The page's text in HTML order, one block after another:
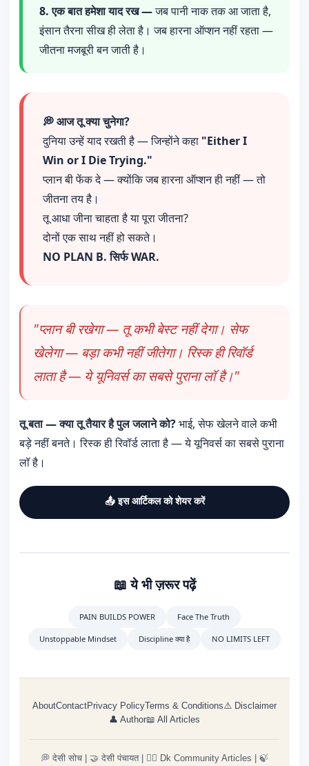
8. एक बात हमेशा याद रख —जब पानी नाक तक आ जाता है,
इंसान तैरना सीख ही लेता है। जब हारना ऑप्शन नहीं रहता —
जीतना मजबूरी बन जाती है।
💭 आज तू क्या चुनेगा?
दुनिया उन्हें याद रखती है — जिन्होंने कहा "Either I
Win or I Die Trying."
प्लान बी फेंक दे — क्योंकि जब हारना ऑप्शन ही नहीं — तो
जीतना तय है।
तू आधा जीना चाहता है या पूरा जीतना?
दोनों एक साथ नहीं हो सकते।
NO PLAN B. सिर्फ WAR.
"प्लान बी रखेगा — तू कभी बेस्ट नहीं देगा। सेफ
खेलेगा — बड़ा कभी नहीं जीतेगा। रिस्क ही रिवॉर्ड
लाता है — ये यूनिवर्स का सबसे पुराना लॉ है।"
तू बता — क्या तू तैयार है पुल जलाने को?भाई, सेफ खेलने वाले कभी
बड़े नहीं बनते। रिस्क ही रिवॉर्ड लाता है — ये यूनिवर्स का सबसे पुराना
लॉ है।
📤 इस आर्टिकल को शेयर करें
📖 ये भी ज़रूर पढ़ें
PAIN BUILDS POWER Face The Truth
Unstoppable Mindset Discipline क्या है NO LIMITS LEFT
AboutContactPrivacy PolicyTerms & Conditions⚠️ Disclaimer
👤 Author📖 All Articles
💭 देसी सोच| 🤝 देसी पंचायत| 🕵️‍♂️ Dk Community Articles 🍃